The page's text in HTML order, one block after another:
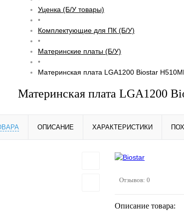
Уценка (Б/У товары)
•
Комплектующие для ПК (Б/У)
•
Материнские платы (Б/У)
•
Материнская плата LGA1200 Biostar
Материнская плата LGA1200
ОПИСАНИЕ ХАРАКТЕРИСТИКИ
Отзывов: 0
Описание товара: